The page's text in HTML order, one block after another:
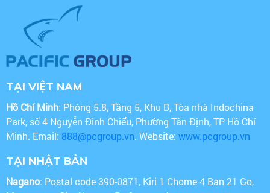
TẠI VIỆT NAM
Hồ Chí Minh: Phòng 5.8, Tầng 5, Khu B, Tòa nhà Indochina
Park, số 4 Nguyễn Đình Chiểu, Phường Tân Định, TP Hồ Chí
Minh. Email: 888@pcgroup.vn. Website: www.pcgroup.vn
TẠI NHẬT BẢN
Nagano: Postal code 390-0871, Kiri 1 Chome 4 Ban 21 Go,